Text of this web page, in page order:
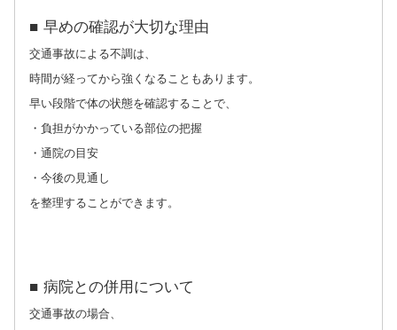
■ 早めの確認が大切な理由
交通事故による不調は、
時間が経ってから強くなることもあります。
早い段階で体の状態を確認することで、
・負担がかかっている部位の把握
・通院の目安
・今後の見通し
を整理することができます。
■ 病院との併用について
交通事故の場合、